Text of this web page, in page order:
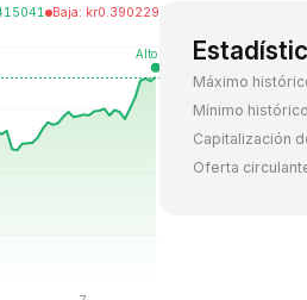
Baja: kr0.390229
Máximo
Mínimo histórico
Capitalización
Oferta